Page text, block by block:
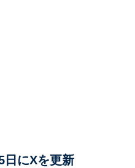
日にXを更新